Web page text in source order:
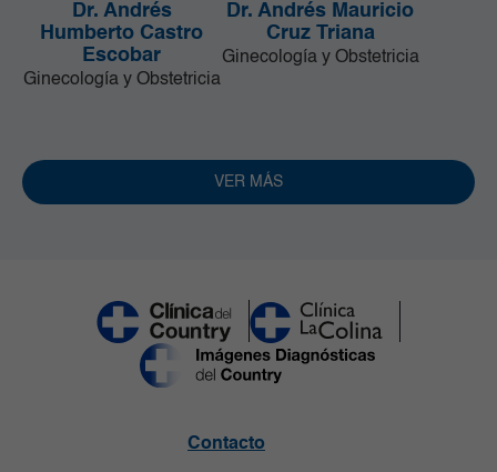
Dr. Andrés
Humberto Castro
Escobar
Ginecología y Obstetricia
Dr. Andrés Mauricio
Cruz Triana
Ginecología y Obstetricia
VER MÁS
Contacto